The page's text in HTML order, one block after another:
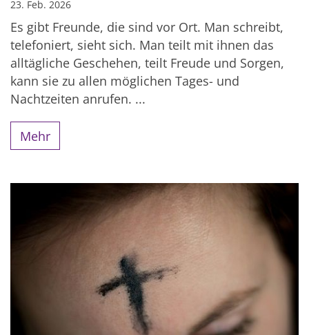
23. Feb. 2026
Es gibt Freunde, die sind vor Ort. Man schreibt,
telefoniert, sieht sich. Man teilt mit ihnen das
alltägliche Geschehen, teilt Freude und Sorgen,
kann sie zu allen möglichen Tages- und
Nachtzeiten anrufen. ...
Mehr